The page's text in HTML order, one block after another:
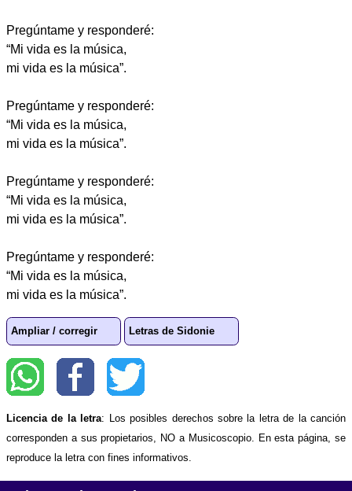
Pregúntame y responderé:
“Mi vida es la música,
mi vida es la música”.
Pregúntame y responderé:
“Mi vida es la música,
mi vida es la música”.
Pregúntame y responderé:
“Mi vida es la música,
mi vida es la música”.
Pregúntame y responderé:
“Mi vida es la música,
mi vida es la música”.
Ampliar / corregir Letras de Sidonie
Licencia de la letra: Los posibles derechos sobre la letra de la canción
corresponden a sus propietarios, NO a Musicoscopio. En esta página, se
reproduce la letra con fines informativos.